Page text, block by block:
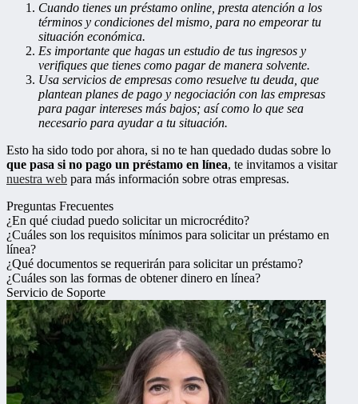
Cuando tienes un préstamo online, presta atención a los
términos y condiciones del mismo, para no empeorar tu
situación económica.
Es importante que hagas un estudio de tus ingresos y
verifiques que tienes como pagar de manera solvente.
Usa servicios de empresas como resuelve tu deuda, que
plantean planes de pago y negociación con las empresas
para pagar intereses más bajos; así como lo que sea
necesario para ayudar a tu situación.
Esto ha sido todo por ahora, si no te han quedado dudas sobre lo
que pasa si no pago un préstamo en línea, te invitamos a visitar
nuestra web para más información sobre otras empresas.
Preguntas Frecuentes
¿En qué ciudad puedo solicitar un microcrédito?
¿Cuáles son los requisitos mínimos para solicitar un préstamo en
línea?
¿Qué documentos se requerirán para solicitar un préstamo?
¿Cuáles son las formas de obtener dinero en línea?
Servicio de Soporte